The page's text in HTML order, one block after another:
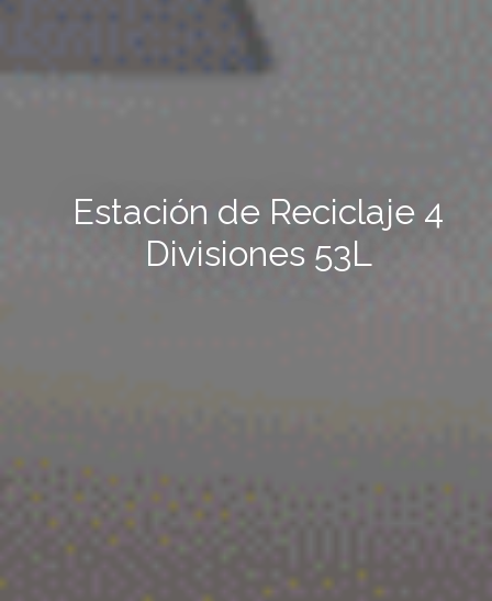
Estación de Reciclaje 4
Divisiones 53L